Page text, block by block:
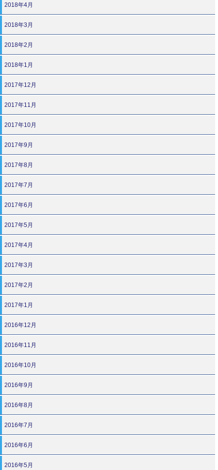
2018年4月
2018年3月
2018年2月
2018年1月
2017年12月
2017年11月
2017年10月
2017年9月
2017年8月
2017年7月
2017年6月
2017年5月
2017年4月
2017年3月
2017年2月
2017年1月
2016年12月
2016年11月
2016年10月
2016年9月
2016年8月
2016年7月
2016年6月
2016年5月